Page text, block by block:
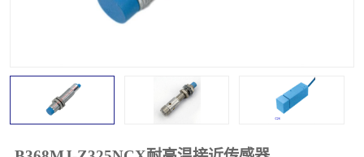
溜槽堵塞检测开关
限位开关 速度检测器